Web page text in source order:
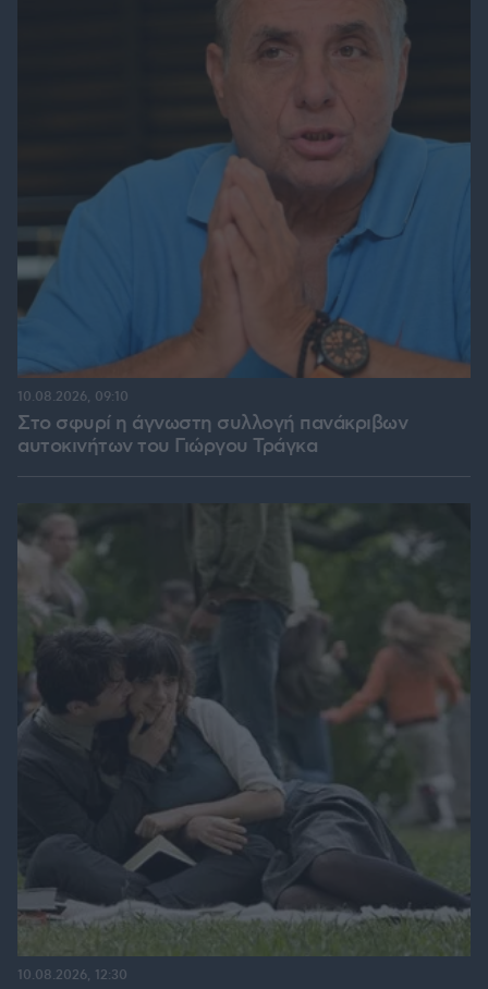
Στο σφυρί η άγνωστη συλλογή πανάκριβων
αυτοκινήτων του Γιώργου Τράγκα
10.08.2026, 09:10
10.08.2026, 12:30